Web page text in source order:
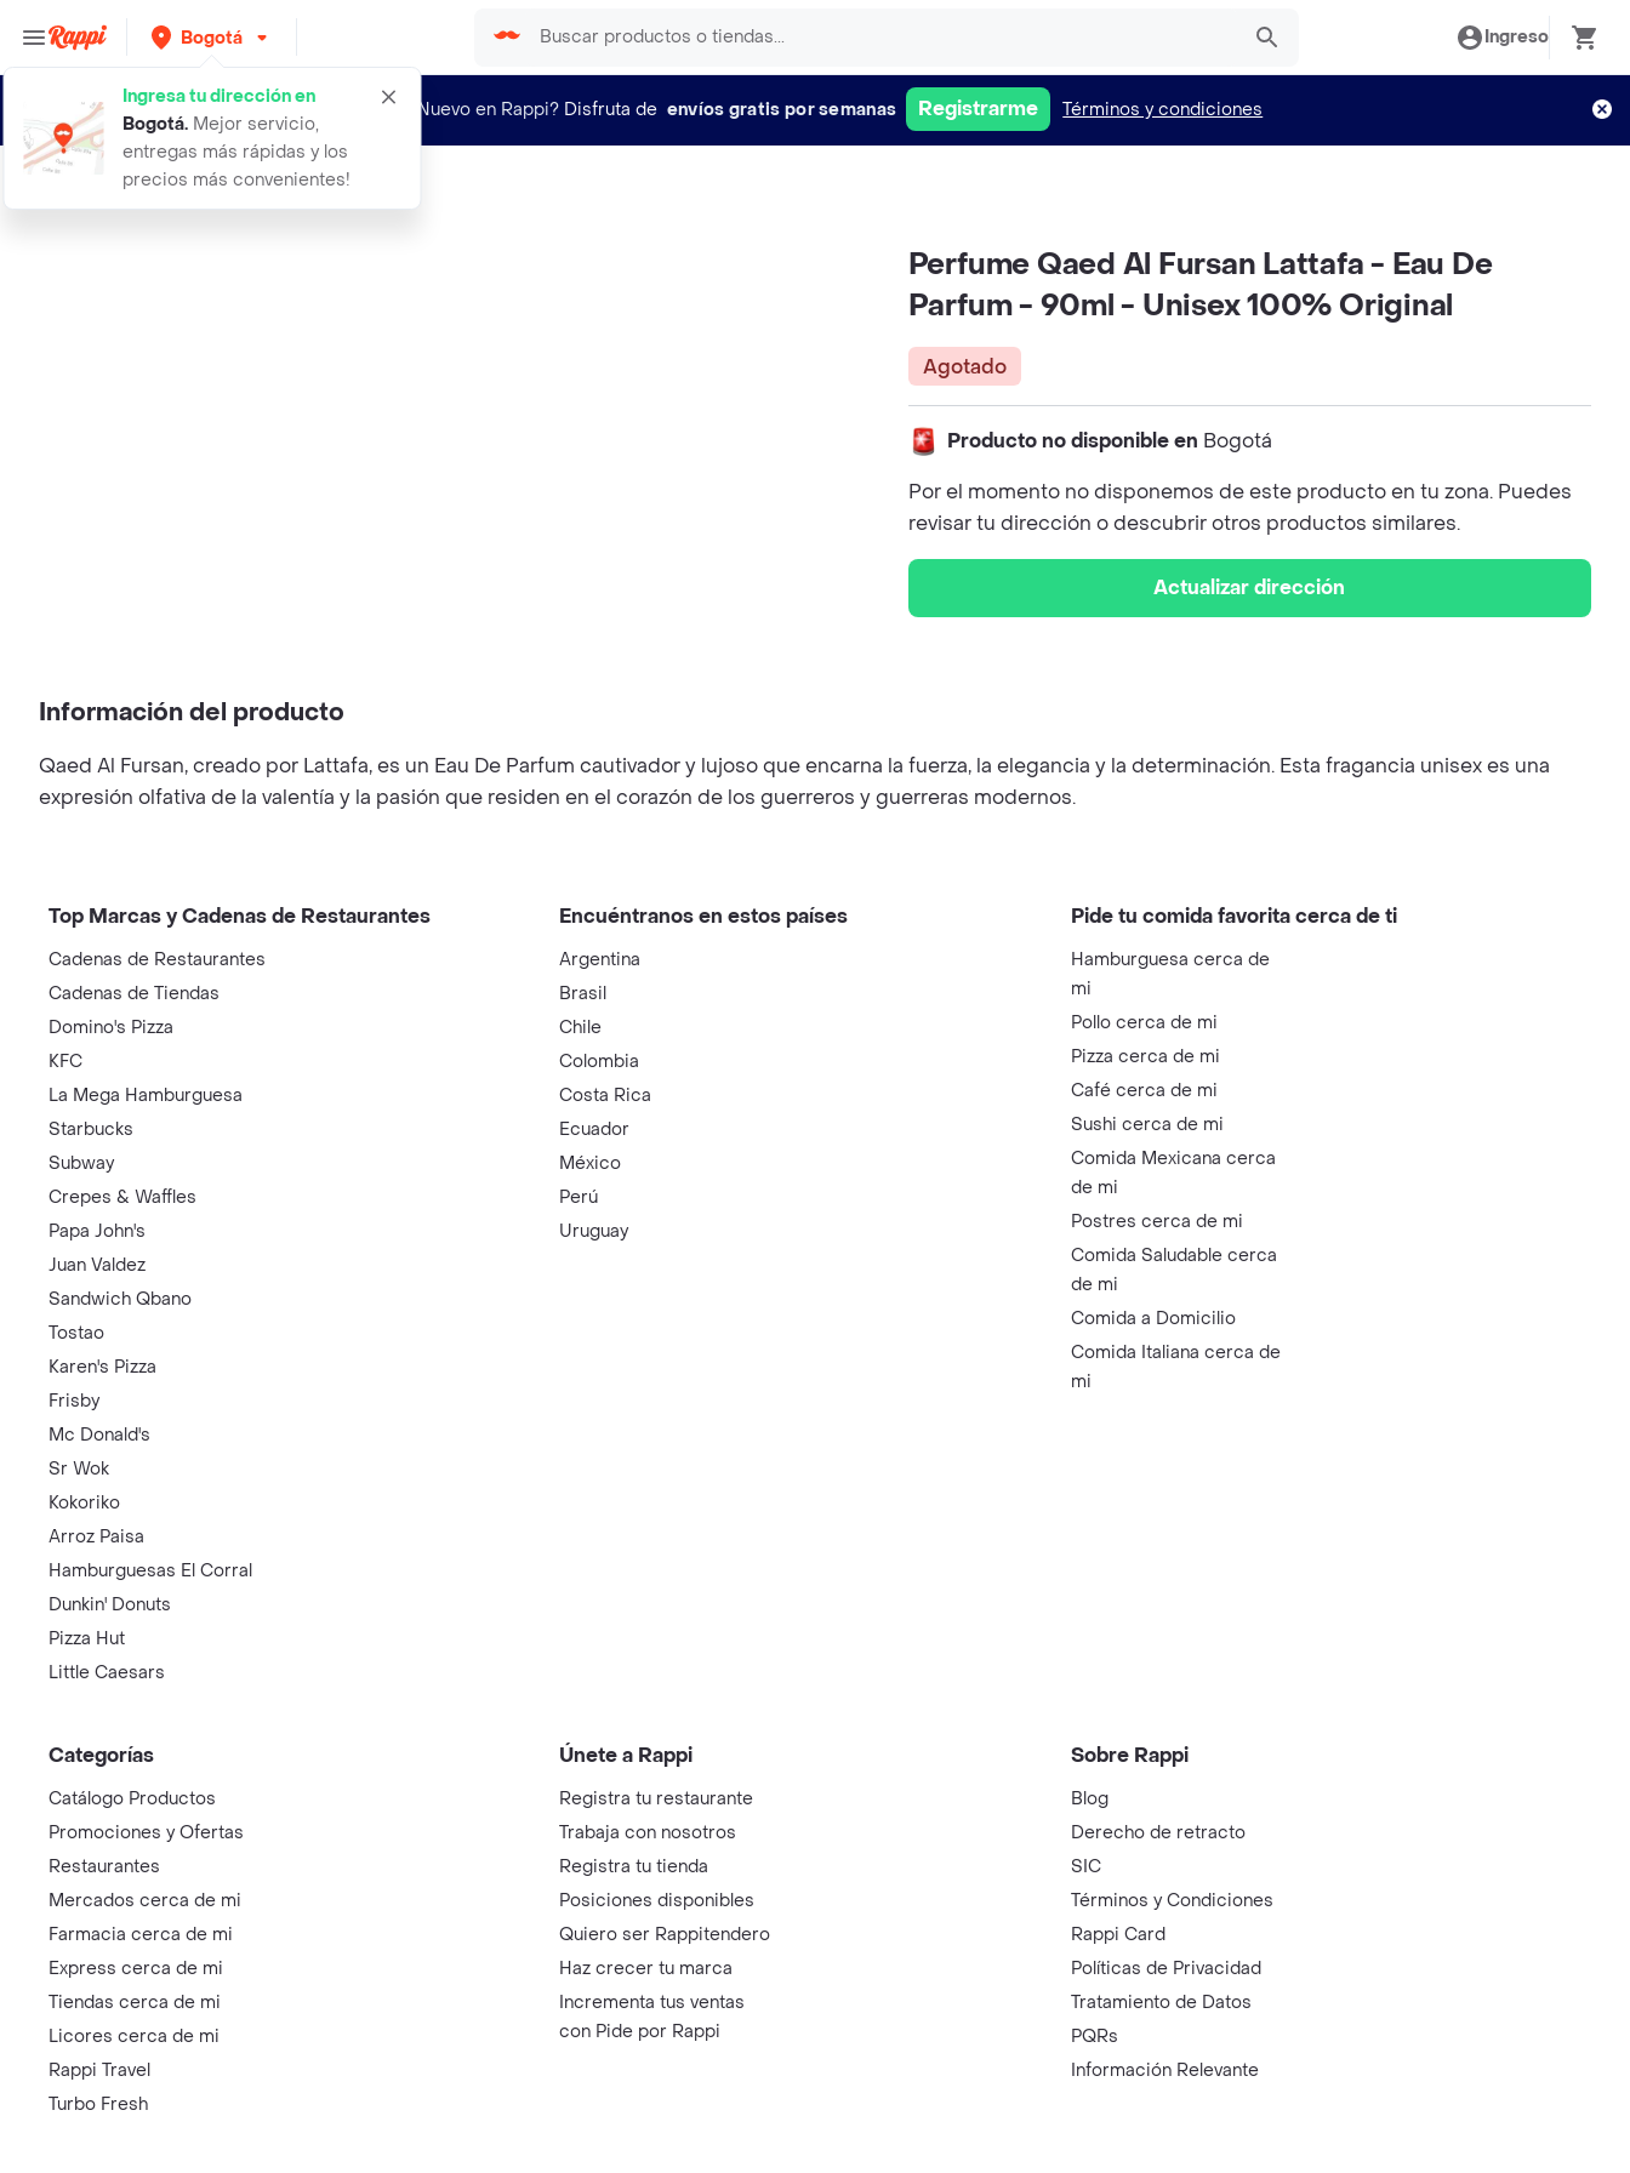
Bogotá
Ingresa tu dirección en
Bogotá. Mejor servicio,
entregas más rápidas y los
precios más convenientes!
Ingreso
¿Nuevo en Rappi? Disfruta de envíos gratis por semanas Registrarme Términos y condiciones
perfume qaed al fursan lattafa eau
Perfume Qaed Al Fursan Lattafa - Eau De
Parfum - 90ml - Unisex 100% Original
Agotado
Producto no disponible en Bogotá
Por el momento no disponemos de este producto en tu zona. Puedes
revisar tu dirección o descubrir otros productos similares.
Actualizar dirección
Información del producto
Qaed Al Fursan, creado por Lattafa, es un Eau De Parfum cautivador y lujoso que encarna la fuerza, la elegancia y la determinación. Esta fragancia unisex es una
expresión olfativa de la valentía y la pasión que residen en el corazón de los guerreros y guerreras modernos.
Top Marcas y Cadenas de Restaurantes
Cadenas de Restaurantes
Cadenas de Tiendas
Domino's Pizza
KFC
La Mega Hamburguesa
Starbucks
Subway
Crepes & Waffles
Papa John's
Juan Valdez
Sandwich Qbano
Tostao
Karen's Pizza
Frisby
Mc Donald's
Sr Wok
Kokoriko
Arroz Paisa
Hamburguesas El Corral
Dunkin' Donuts
Pizza Hut
Little Caesars
Encuéntranos en estos países
Argentina
Brasil
Chile
Colombia
Costa Rica
Ecuador
México
Perú
Uruguay
Pide tu comida favorita cerca de ti
Hamburguesa cerca de
mi
Pollo cerca de mi
Pizza cerca de mi
Café cerca de mi
Sushi cerca de mi
Comida Mexicana cerca
de mi
Postres cerca de mi
Comida Saludable cerca
de mi
Comida a Domicilio
Comida Italiana cerca de
mi
Categorías
Catálogo Productos
Promociones y Ofertas
Restaurantes
Mercados cerca de mi
Farmacia cerca de mi
Express cerca de mi
Tiendas cerca de mi
Licores cerca de mi
Rappi Travel
Turbo Fresh
Únete a Rappi
Registra tu restaurante
Trabaja con nosotros
Registra tu tienda
Posiciones disponibles
Quiero ser Rappitendero
Haz crecer tu marca
Incrementa tus ventas
con Pide por Rappi
Sobre Rappi
Blog
Derecho de retracto
SIC
Términos y Condiciones
Rappi Card
Políticas de Privacidad
Tratamiento de Datos
PQRs
Información Relevante